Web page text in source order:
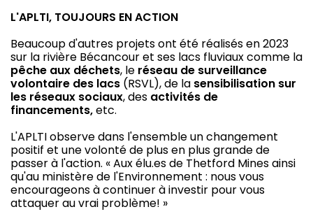
L'APLTI, TOUJOURS EN ACTION
Beaucoup d'autres projets ont été réalisés en 2023
sur la rivière Bécancour et ses lacs fluviaux comme la
pêche aux déchets, le réseau de surveillance
volontaire des lacs (RSVL), de la sensibilisation sur
les réseaux sociaux, des activités de
financements,etc.
L'APLTI observe dans l'ensemble un changement
positif et une volonté de plus en plus grande de
passer à l'action. « Aux élu.es de Thetford Mines ainsi
qu'au ministère de l'Environnement : nous vous
encourageons à continuer à investir pour vous
attaquer au vrai problème! »